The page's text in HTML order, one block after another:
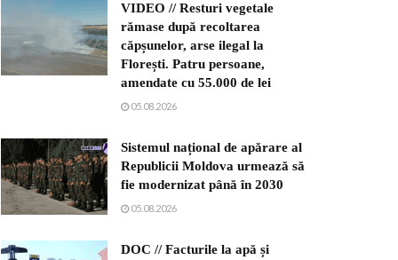
VIDEO // Resturi vegetale
rămase după recoltarea
căpșunelor, arse ilegal la
Florești. Patru persoane,
amendate cu 55.000 de lei
05.08.2026
Sistemul național de apărare al
Republicii Moldova urmează să
fie modernizat până în 2030
05.08.2026
DOC // Facturile la apă și